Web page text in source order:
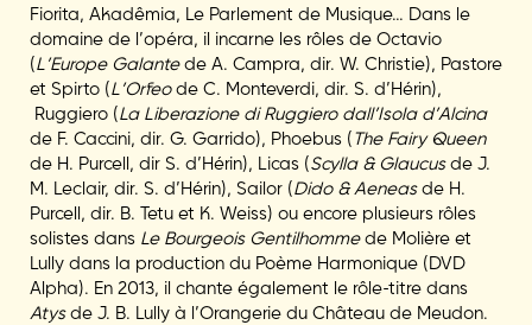
Fiorita, Akadêmia, Le Parlement de Musique… Dans le
domaine de l’opéra, il incarne les rôles de Octavio
(L’Europe Galantede A. Campra, dir. W. Christie), Pastore
et Spirto (L’Orfeode C. Monteverdi, dir. S. d’Hérin),
Ruggiero (La Liberazionedi Ruggiero dall’Isola d’Alcina
de F. Caccini, dir. G. Garrido), Phoebus (The Fairy Queen
de H. Purcell, dir S. d’Hérin), Licas (Scylla & Glaucusde J.
M. Leclair, dir. S. d’Hérin), Sailor (Dido & Aeneasde H.
Purcell, dir. B. Tetu et K. Weiss) ou encore plusieurs rôles
solistes dans Le Bourgeois Gentilhommede Molière et
Lully dans la production du Poème Harmonique (DVD
Alpha). En 2013, il chante également le rôle-titre dans
Atysde J. B. Lully à l’Orangerie du Château de Meudon.